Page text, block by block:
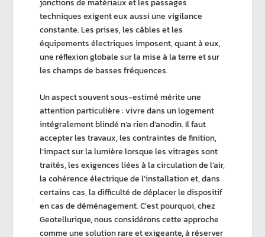
jonctions de matériaux et les passages
techniques exigent eux aussi une vigilance
constante. Les prises, les câbles et les
équipements électriques imposent, quant à eux,
une réflexion globale sur lamise à la terreet sur
leschamps de basses fréquences.
Un aspect souvent sous-estimé mérite une
attention particulière : vivre dans un logement
intégralement blindé n’a rien d’anodin. Il faut
accepter les travaux, les contraintes de finition,
l’impact sur la lumière lorsque les vitrages sont
traités, les exigences liées à la circulation de l’air,
la cohérence électrique de l’installation et, dans
certains cas, la difficulté de déplacer le dispositif
en cas de déménagement. C’est pourquoi, chez
Geotellurique, nous considérons cette approche
comme une solution rare et exigeante, à réserver